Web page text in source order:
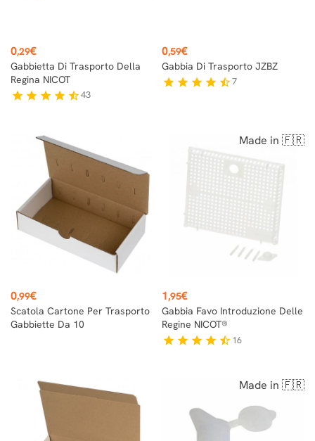
Prezzo
0,29€
Gabbietta Di Trasporto Della
Regina NICOT
star star star star star_half43
Prezzo
0,59€
Gabbia Di Trasporto JZBZ
star star star star star_half7
Prezzo
0,99€
Scatola Cartone Per Trasporto
Gabbiette Da 10
Made in 🇫🇷
Prezzo
1,95€
Gabbia Favo Introduzione Delle
Regine NICOT®
star star star star star_half 16
Made in 🇫🇷